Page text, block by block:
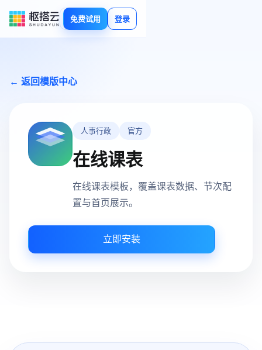
免费试用 登录
← 返回模版中心
人事行政 官方
在线课表
在线课表模板，覆盖课表数据、节次配
置与首页展示。
立即安装